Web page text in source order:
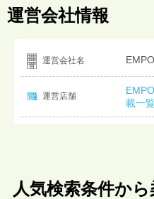
運営会社情報
運営会社名
運営店舗
載一
人気検索条件か